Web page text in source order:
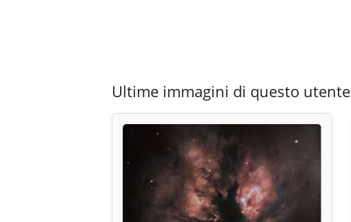
Ultime immagini di questo utente